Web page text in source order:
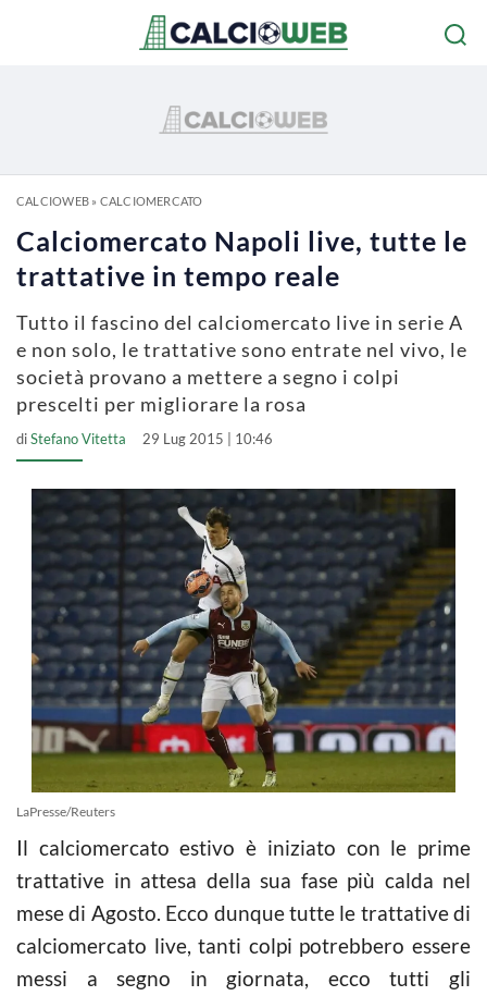
CALCIOWEB» CALCIOMERCATO
Calciomercato Napoli live, tutte le
trattative in tempo reale
Tutto il fascino del calciomercato live in serie A
e non solo, le trattative sono entrate nel vivo, le
società provano a mettere a segno i colpi
prescelti per migliorare la rosa
diStefano Vitetta 29 Lug 2015 | 10:46
LaPresse/Reuters
Il calciomercato estivo è iniziato con le prime
trattative in attesa della sua fase più calda nel
mese di Agosto. Ecco dunque tutte le trattative di
calciomercato live, tanti colpi potrebbero essere
messi a segno in giornata, ecco tutti gli